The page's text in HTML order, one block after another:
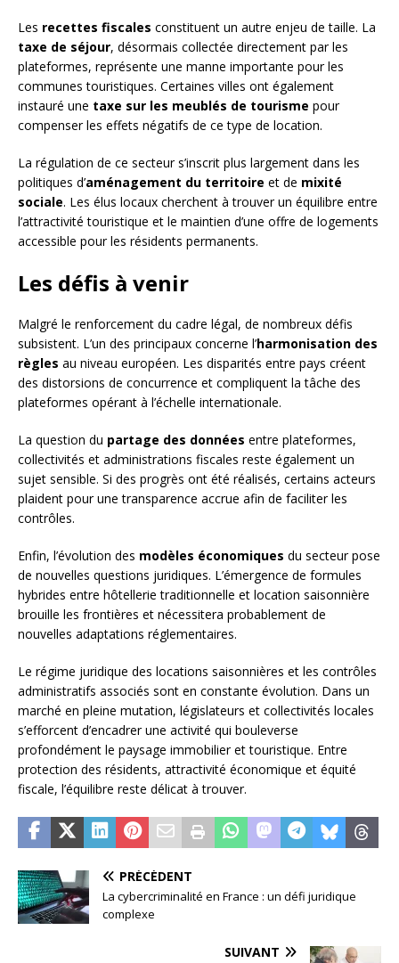
Les recettes fiscales constituent un autre enjeu de taille. La
taxe de séjour, désormais collectée directement par les
plateformes, représente une manne importante pour les
communes touristiques. Certaines villes ont également
instauré une taxe sur les meublés de tourisme pour
compenser les effets négatifs de ce type de location.
La régulation de ce secteur s’inscrit plus largement dans les
politiques d’aménagement du territoire et de mixité
sociale. Les élus locaux cherchent à trouver un équilibre entre
l’attractivité touristique et le maintien d’une offre de logements
accessible pour les résidents permanents.
Les défis à venir
Malgré le renforcement du cadre légal, de nombreux défis
subsistent. L’un des principaux concerne l’harmonisation des
règles au niveau européen. Les disparités entre pays créent
des distorsions de concurrence et compliquent la tâche des
plateformes opérant à l’échelle internationale.
La question du partage des données entre plateformes,
collectivités et administrations fiscales reste également un
sujet sensible. Si des progrès ont été réalisés, certains acteurs
plaident pour une transparence accrue afin de faciliter les
contrôles.
Enfin, l’évolution des modèles économiques du secteur pose
de nouvelles questions juridiques. L’émergence de formules
hybrides entre hôtellerie traditionnelle et location saisonnière
brouille les frontières et nécessitera probablement de
nouvelles adaptations réglementaires.
Le régime juridique des locations saisonnières et les contrôles
administratifs associés sont en constante évolution. Dans un
marché en pleine mutation, législateurs et collectivités locales
s’efforcent d’encadrer une activité qui bouleverse
profondément le paysage immobilier et touristique. Entre
protection des résidents, attractivité économique et équité
fiscale, l’équilibre reste délicat à trouver.
PRÉCÉDENT
La cybercriminalité en France : un défi juridique
complexe
SUIVANT